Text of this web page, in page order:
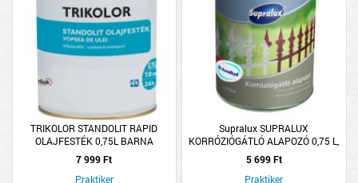
TRIKOLOR STANDOLIT RAPID
OLAJFESTÉK 0,75L BARNA
7 999 Ft
Praktiker
Supralux SUPRALUX
KORRÓZIÓGÁTLÓ ALAPOZÓ 0,75 L,
VÖRÖS, MATT, OLDÓSZERES
5 699 Ft
Praktiker